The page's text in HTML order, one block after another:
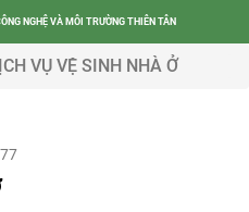
NGHỆ VÀ MÔI TRƯỜNG THIÊN TÂN
VỤ VỆ SINH NHÀ Ở